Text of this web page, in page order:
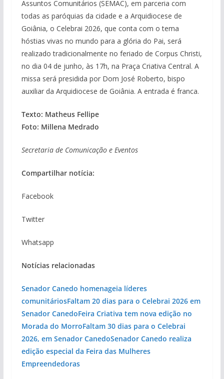
Assuntos Comunitários (SEMAC), em parceria com
todas as paróquias da cidade e a Arquidiocese de
Goiânia, o Celebrai 2026, que conta com o tema
hóstias vivas no mundo para a glória do Pai, será
realizado tradicionalmente no feriado de Corpus Christi,
no dia 04 de junho, às 17h, na Praça Criativa Central. A
missa será presidida por Dom José Roberto, bispo
auxiliar da Arquidiocese de Goiânia. A entrada é franca.
Texto: Matheus Fellipe
Foto: Millena Medrado
Secretaria de Comunicação e Eventos
Compartilhar notícia:
Facebook
Twitter
Whatsapp
Notícias relacionadas
Senador Canedo homenageia líderes
comunitáriosFaltam 20 dias para o Celebrai 2026 em
Senador CanedoFeira Criativa tem nova edição no
Morada do MorroFaltam 30 dias para o Celebrai
2026, em Senador CanedoSenador Canedo realiza
edição especial da Feira das Mulheres
Empreendedoras